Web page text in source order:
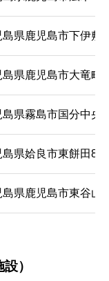
島県鹿児島市下伊敷
島県鹿児島市大竜町
島県霧島市国分中央
島県姶良市東餅田
島県鹿児島市東谷山
）